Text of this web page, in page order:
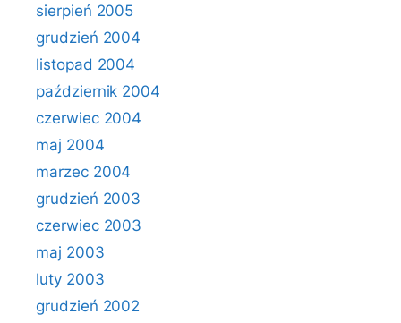
sierpień 2005
grudzień 2004
listopad 2004
październik 2004
czerwiec 2004
maj 2004
marzec 2004
grudzień 2003
czerwiec 2003
maj 2003
luty 2003
grudzień 2002